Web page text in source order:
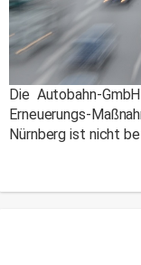
Die Autobahn-
Erneuerungs-
Nürnberg ist nicht